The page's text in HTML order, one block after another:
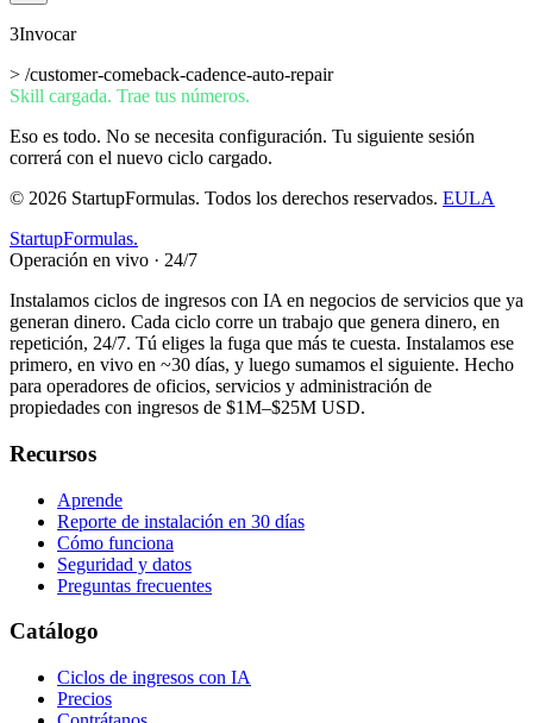
3Invocar
> /customer-comeback-cadence-auto-repair
Skill cargada. Trae tus números.
Eso es todo. No se necesita configuración. Tu siguiente sesión
correrá con el nuevo ciclo cargado.
© 2026 StartupFormulas. Todos los derechos reservados. EULA
StartupFormulas.
Operación en vivo · 24/7
Instalamos ciclos de ingresos con IA en negocios de servicios que ya
generan dinero. Cada ciclo corre un trabajo que genera dinero, en
repetición, 24/7. Tú eliges la fuga que más te cuesta. Instalamos ese
primero, en vivo en ~30 días, y luego sumamos el siguiente. Hecho
para operadores de oficios, servicios y administración de
propiedades con ingresos de $1M–$25M USD.
Recursos
Aprende
Reporte de instalación en 30 días
Cómo funciona
Seguridad y datos
Preguntas frecuentes
Catálogo
Ciclos de ingresos con IA
Precios